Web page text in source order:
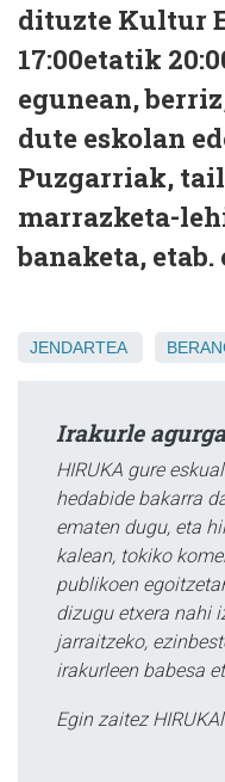
dituzte Kultur
17:00etatik
egunean,
dute eskolan
Puzgarriak,
marrazketa-
banaketa,
JENDARTEA
Irakurle
HIRUKA gure
hedabide bakarra
ematen dugu, eta
kalean, tokiko
publikoen
dizugu etxera nahi
jarraitzeko,
irakurleen babesa
Egin zaitez